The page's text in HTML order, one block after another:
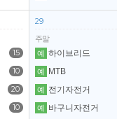
15
10
20
10
29
주말
예 하이브리드
예
MTB
예 전기자전거
예 바구니자전거